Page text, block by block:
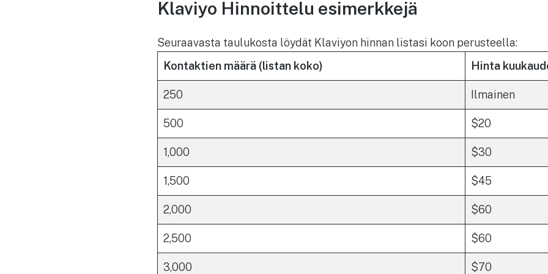
Klaviyo Hinnoittelu esimerkkejä
Seuraavasta taulukosta löydät Klaviyon hinnan listasi koon perusteella:
Kontaktien määrä (listan koko)
Hinta
250 Ilmainen
500 $20
1,000 $30
1,500 $45
2,000 $60
2,500 $60
3,000 $70